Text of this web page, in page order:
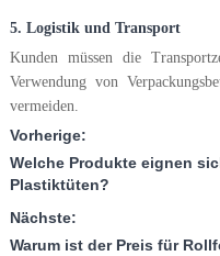
5. Logistik und Transport
Kunden müssen die
Verwendung von
vermeiden.
Vorherige:
Welche Produkte eignen
Plastiktüten?
Nächste:
Warum ist der Preis für